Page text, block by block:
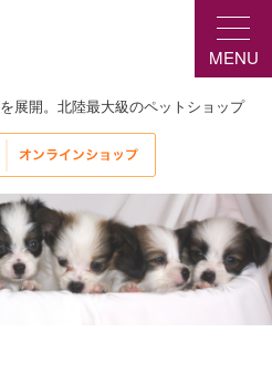
MENU
展開。北陸最大級のペットショップ